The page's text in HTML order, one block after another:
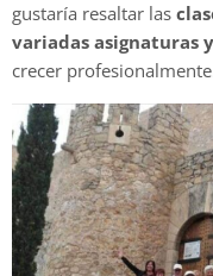
gustaría resaltar las
variadas asignaturas
crecer